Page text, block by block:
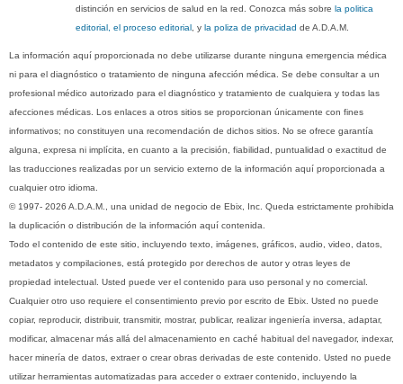
distinción en servicios de salud en la red. Conozca más sobrela politica
editorial, el proceso editorial , yla poliza de privacidad de A.D.A.M.
La información aquí proporcionada no debe utilizarse durante ninguna emergencia médica
ni para el diagnóstico o tratamiento de ninguna afección médica. Se debe consultar a un
profesional médico autorizado para el diagnóstico y tratamiento de cualquiera y todas las
afecciones médicas. Los enlaces a otros sitios se proporcionan únicamente con fines
informativos; no constituyen una recomendación de dichos sitios. No se ofrece garantía
alguna, expresa ni implícita, en cuanto a la precisión, fiabilidad, puntualidad o exactitud de
las traducciones realizadas por un servicio externo de la información aquí proporcionada a
cualquier otro idioma.
© 1997- 2026 A.D.A.M., una unidad de negocio de Ebix, Inc. Queda estrictamente prohibida
la duplicación o distribución de la información aquí contenida.
Todo el contenido de este sitio, incluyendo texto, imágenes, gráficos, audio, video, datos,
metadatos y compilaciones, está protegido por derechos de autor y otras leyes de
propiedad intelectual. Usted puede ver el contenido para uso personal y no comercial.
Cualquier otro uso requiere el consentimiento previo por escrito de Ebix. Usted no puede
copiar, reproducir, distribuir, transmitir, mostrar, publicar, realizar ingeniería inversa, adaptar,
modificar, almacenar más allá del almacenamiento en caché habitual del navegador, indexar,
hacer minería de datos, extraer o crear obras derivadas de este contenido. Usted no puede
utilizar herramientas automatizadas para acceder o extraer contenido, incluyendo la